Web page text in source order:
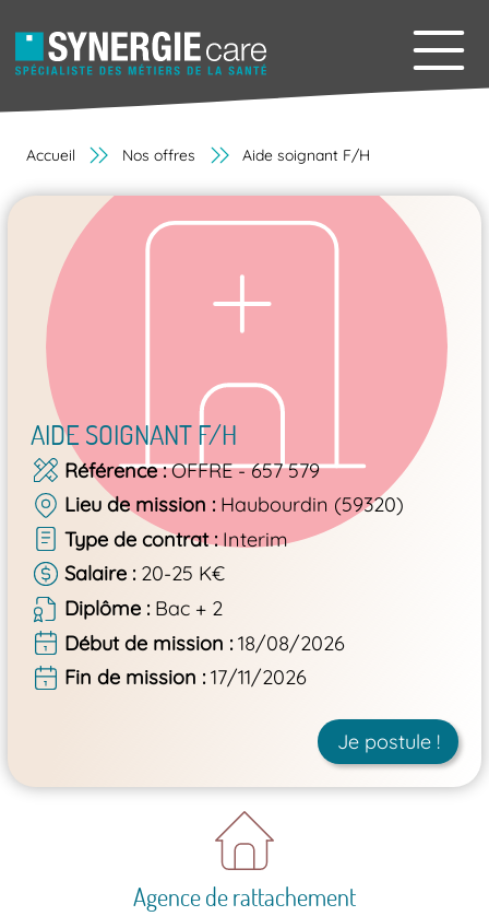
Accueil Nos offres Aide soignant F/H
AIDE SOIGNANT F/H
Référence OFFRE - 657 579
Lieu de mission
Haubourdin (59320)
Type de contrat Interim
Salaire
20-25 K€
Diplôme
Bac + 2
Début de mission
18/08/2026
Fin de mission
17/11/2026
Je postule !
Agence de rattachement